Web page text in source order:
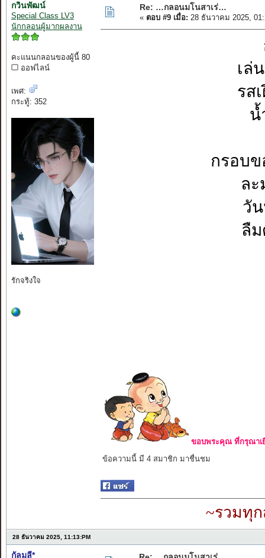
กวินพัฒน์
Special Class LV3
นักกลอนผู้มากผลงาน
คะแนนกลอนของผู้นี้ 80
ออฟไลน์
เพศ:
กระทู้: 352
รักจริงใจ
Re: …กลอนมโนสาเร่…
« ตอบ #9 เมื่อ: 28 ธันวาคม 2025,
เล่
รส
น้
กรอบ
ล
วั
ลื
ขอบพระคุณ ที่กรุณาเ
ข้อความนี้ มี 4 สมาชิก มาชื่นชม
~รวมทุ
28 ธันวาคม 2025, 11:13:PM
กัลมลี*